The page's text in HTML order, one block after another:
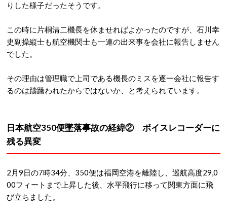
りした様子だったそうです。
この時に片桐清二機長を休ませればよかったのですが、石川幸
史副操縦士も航空機関士も一連の出来事を会社に報告しません
でした。
その理由は管理職で上司である機長のミスを逐一会社に報告す
るのは躊躇われたからではないか、と考えられています。
日本航空350便墜落事故の経緯② ボイスレコーダーに
残る異変
2月9日の7時34分、350便は福岡空港を離陸し、巡航高度29,0
00フィートまで上昇した後、水平飛行に移って関東方面に飛
び立ちました。